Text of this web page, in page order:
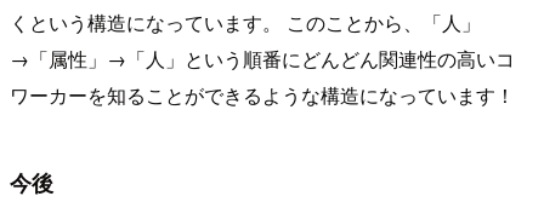
くという構造になっています。 このことから、「人」
→「属性」→「人」という順番にどんどん関連性の高いコ
ワーカーを知ることができるような構造になっています！
今後